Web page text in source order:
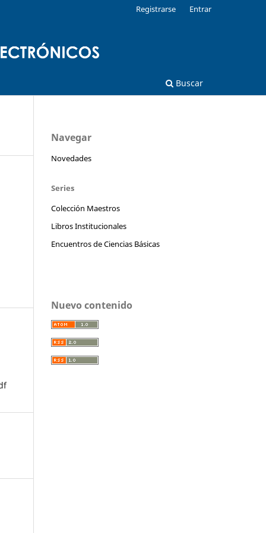
Buscar
Registrarse Entrar
Navegar
Novedades
Series
Colección Maestros
Libros Institucionales
Encuentros de Ciencias Básicas
Nuevo contenido